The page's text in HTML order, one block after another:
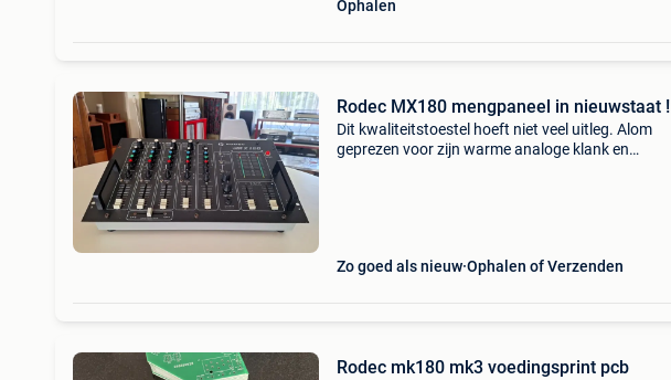
Ophalen
Rodec MX180 mengpaneel in nieuwstaat !
Dit kwaliteitstoestel hoeft niet veel uitleg. Alom
geprezen voor zijn warme analoge klank en
Zo goed als nieuw Ophalen of Verzenden
Rodec mk180 mk3 voedingsprint pcb